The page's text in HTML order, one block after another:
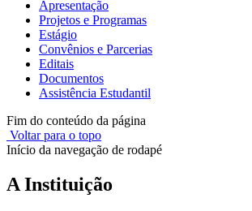
Apresentação
Projetos e Programas
Estágio
Convênios e Parcerias
Editais
Documentos
Assistência Estudantil
Fim do conteúdo da página
Voltar para o topo
Início da navegação de rodapé
A Instituição